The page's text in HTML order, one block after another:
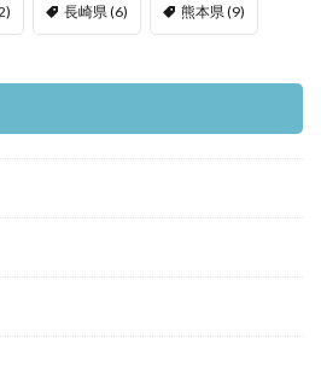
長崎県 (6) 熊本県 (9)